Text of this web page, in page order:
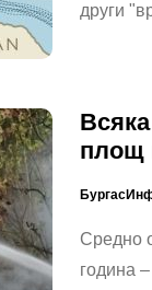
други
площ
Средно
година